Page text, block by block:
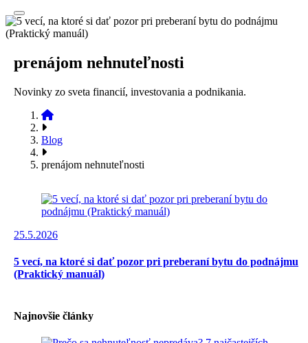
prenájom nehnuteľnosti
Novinky zo sveta financií, investovania a podnikania.
Blog
prenájom nehnuteľnosti
25.5.2026
5 vecí, na ktoré si dať pozor pri preberaní bytu do podnájmu
(Praktický manuál)
Najnovšie články